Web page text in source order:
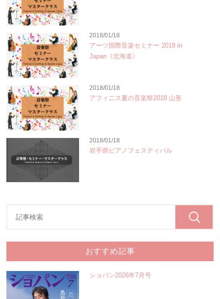
2018/01/18
アーツ国際音楽セミナー 2018 in
Japan《北海道》
2018/01/18
アフィニス夏の音楽祭2018 山形
2018/01/18
岩手県ピアノフェスティバル
おすすめ記事
ショパン2026年7月号